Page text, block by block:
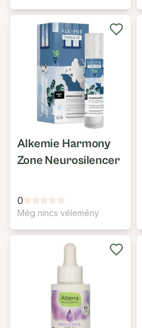
Alkemie Harmony
Zone Neurosilencer
0
Még nincs vélemény